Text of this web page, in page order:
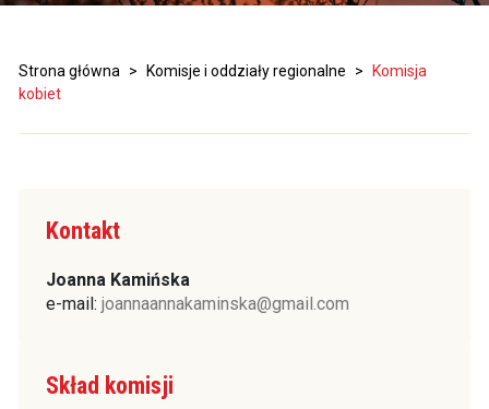
Strona główna > Komisje i oddziały regionalne >
Komisja
kobiet
Kontakt
Joanna Kamińska
e-mail: joannaannakaminska@gmail.com
Skład komisji